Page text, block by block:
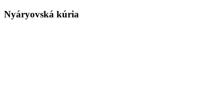
Nyáryovská kúria